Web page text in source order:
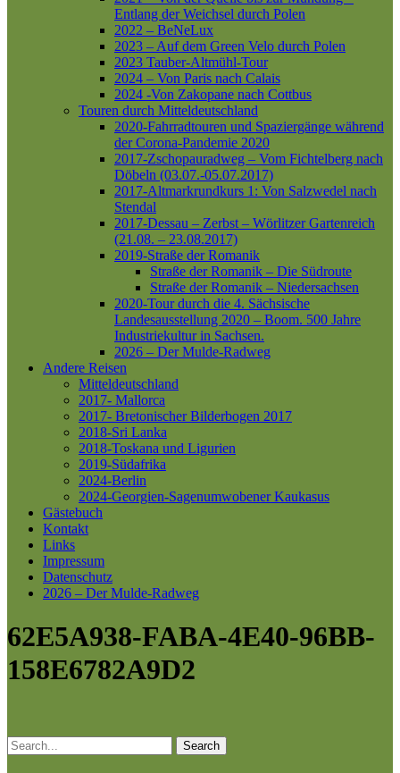
Entlang der Weichsel durch Polen
2022 – BeNeLux
2023 – Auf dem Green Velo durch Polen
2023 Tauber-Altmühl-Tour
2024 – Von Paris nach Calais
2024 -Von Zakopane nach Cottbus
Touren durch Mitteldeutschland
2020-Fahrradtouren und Spaziergänge während
der Corona-Pandemie 2020
2017-Zschopauradweg – Vom Fichtelberg nach
Döbeln (03.07.-05.07.2017)
2017-Altmarkrundkurs 1: Von Salzwedel nach
Stendal
2017-Dessau – Zerbst – Wörlitzer Gartenreich
(21.08. – 23.08.2017)
2019-Straße der Romanik
Straße der Romanik – Die Südroute
Straße der Romanik – Niedersachsen
2020-Tour durch die 4. Sächsische
Landesausstellung 2020 – Boom. 500 Jahre
Industriekultur in Sachsen.
2026 – Der Mulde-Radweg
Andere Reisen
Mitteldeutschland
2017- Mallorca
2017- Bretonischer Bilderbogen 2017
2018-Sri Lanka
2018-Toskana und Ligurien
2019-Südafrika
2024-Berlin
2024-Georgien-Sagenumwobener Kaukasus
Gästebuch
Kontakt
Links
Impressum
Datenschutz
2026 – Der Mulde-Radweg
62E5A938-FABA-4E40-96BB-
158E6782A9D2
Search